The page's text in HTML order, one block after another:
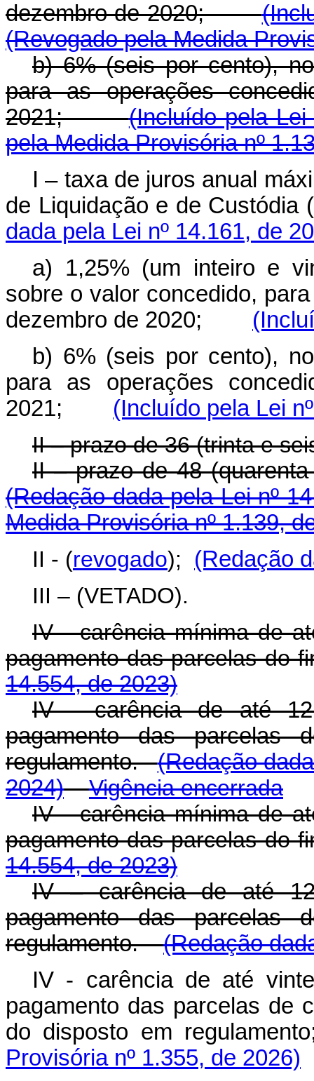
dezembro de 2020;
(Revogado pela Medida
b) 6% (seis por cento),
para as operações
2021;(Incluído pela Lei
pela Medida Provisória nº
I – taxa de juros anual
de Liquidação e de
dada pela Lei nº 14.161, de
a) 1,25% (um inteiro e
sobre o valor concedido,
dezembro de 2020;
b) 6% (seis por cento),
para as operações
2021; (Incluído pela Lei
II – prazo de 36 (trinta e
II – prazo de 48
(Redação dada pela Lei nº
Medida Provisória nº 1.139,
II - (revogado); (Redação
III – (VETADO).
IV - carência mínima de
pagamento das parcelas
14.554, de 2023)
IV - carência de até
pagamento das parcelas
regulamento.(Redação
2024)
Vigência encerrada
IV - carência mínima de
pagamento das parcelas
14.554, de 2023)
IV – carência de até
pagamento das parcelas
regulamento.(Redação
IV - carência de até
pagamento das parcelas de
do disposto em
Provisória nº 1.355, de 2026)